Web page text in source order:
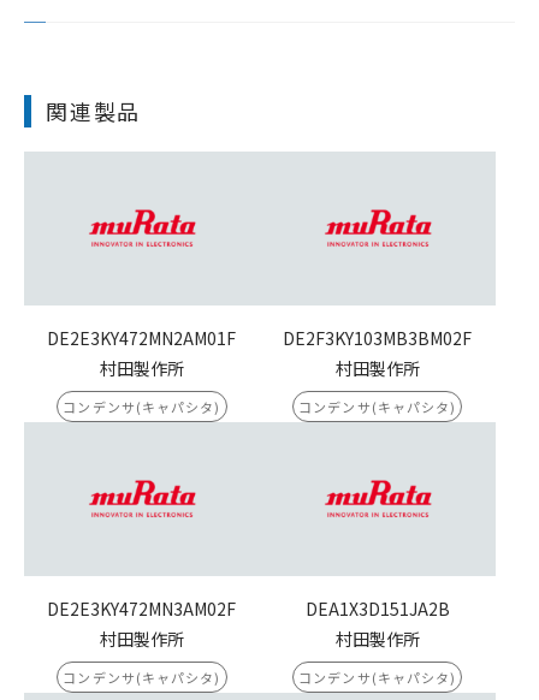
関連製品
DE2E3KY472MN2AM01F
村田製作所
コンデンサ(キャパシタ)
DE2F3KY103MB3BM02F
村田製作所
コンデンサ(キャパシタ)
DE2E3KY472MN3AM02F
村田製作所
コンデンサ(キャパシタ)
DEA1X3D151JA2B
村田製作所
コンデンサ(キャパシタ)